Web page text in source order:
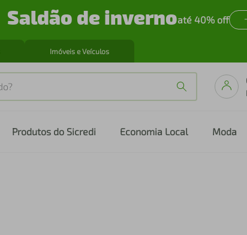
Saldão de invernoaté 40% off
Imóveis e Veículos
Produtos do Sicredi Economia Local Moda